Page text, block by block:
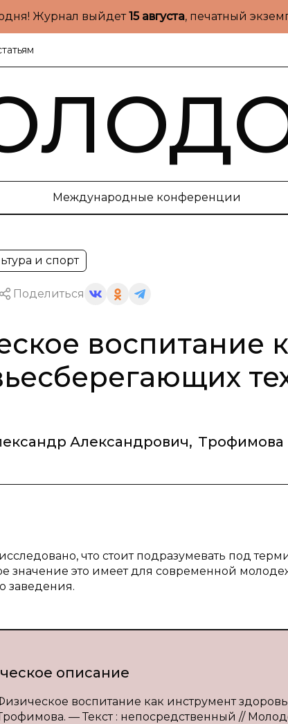
Журнал выйдет15 августа, печатный
Международные конференции
и спорт
Поделиться
воспитание
Александрович, Трофимова
что стоит подразумевать под
значение это имеет для современной
заведения.
описание
воспитание как инструмент
— Текст : непосредственный //